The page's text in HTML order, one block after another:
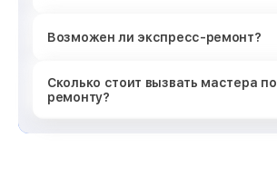
Возможен ли экспресс-ремонт?
Сколько стоит вызвать мастера по
ремонту?